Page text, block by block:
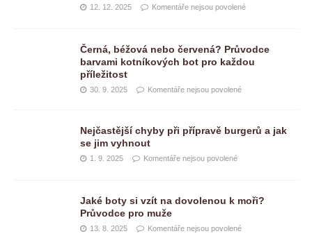
12. 12. 2025 Komentáře nejsou povolené
Černá, béžová nebo červená? Průvodce
barvami kotníkových bot pro každou
příležitost
30. 9. 2025 Komentáře nejsou povolené
Nejčastější chyby při přípravě burgerů a jak
se jim vyhnout
1. 9. 2025 Komentáře nejsou povolené
Jaké boty si vzít na dovolenou k moři?
Průvodce pro muže
13. 8. 2025 Komentáře nejsou povolené